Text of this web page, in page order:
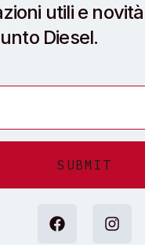
utili e
Diesel.